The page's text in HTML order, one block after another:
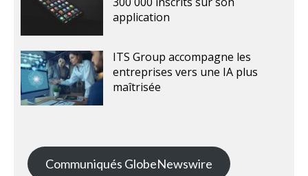
application
ITS Group accompagne les
entreprises vers une IA plus
maîtrisée
Communiqués GlobeNewswire